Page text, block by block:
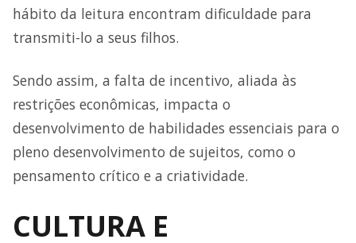
hábito da leitura encontram dificuldade para
transmiti-lo a seus filhos.
Sendo assim, a falta de incentivo, aliada às
restrições econômicas, impacta o
desenvolvimento de habilidades essenciais para o
pleno desenvolvimento de sujeitos, como o
pensamento crítico e a criatividade.
CULTURA E